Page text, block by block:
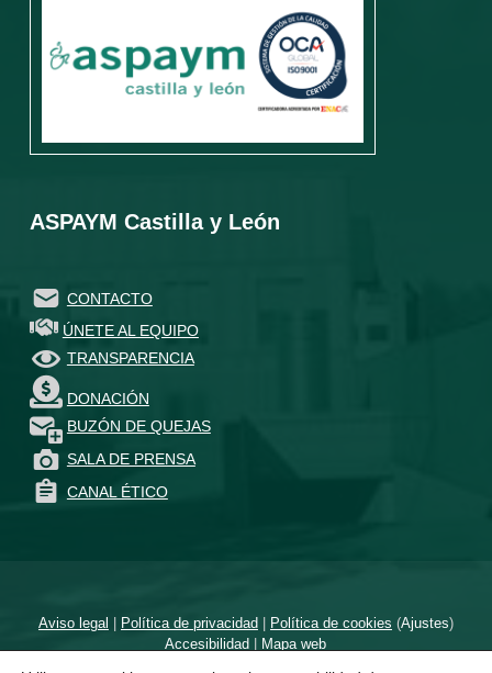
ASPAYM Castilla y León
CONTACTO
ÚNETE AL EQUIPO
TRANSPARENCIA
DONACIÓN
BUZÓN DE QUEJAS
SALA DE PRENSA
CANAL ÉTICO
Aviso legal | Política de privacidad| Política de cookies (Ajustes)
Accesibilidad | Mapa web